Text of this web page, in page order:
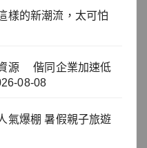
樣的新潮流，太可怕
源 偕同企業加速低
08-08
氣爆棚 暑假親子旅遊